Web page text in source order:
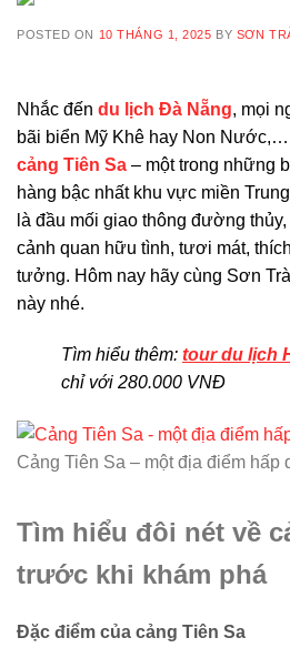
POSTED ON 10 THÁNG 1, 2025 BY SƠN
Nhắc đến du lịch Đà Nẵng, mọi
bãi biển Mỹ Khê hay Non Nước,…
cảng Tiên Sa – một trong những
hàng bậc nhất khu vực miền
là đầu mối giao thông đường
cảnh quan hữu tình, tươi mát,
tưởng. Hôm nay hãy cùng Sơn
này nhé.
Tìm hiểu thêm: tour du lịch
chỉ với 280.000 VNĐ
Cảng Tiên Sa – một địa điểm hấp
Tìm hiểu đôi nét về
trước khi khám phá
Đặc điểm của cảng Tiên Sa